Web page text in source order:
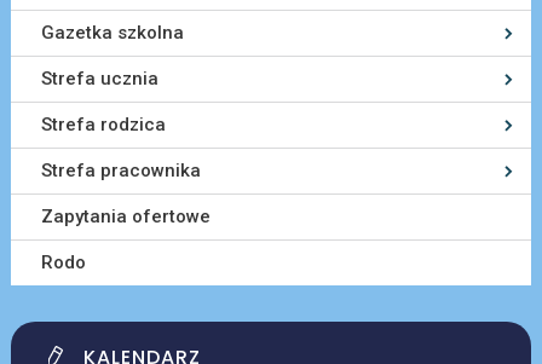
Gazetka szkolna
Strefa ucznia
Strefa rodzica
Strefa pracownika
Zapytania ofertowe
Rodo
KALENDARZ